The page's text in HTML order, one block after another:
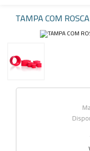
TAMPA COM